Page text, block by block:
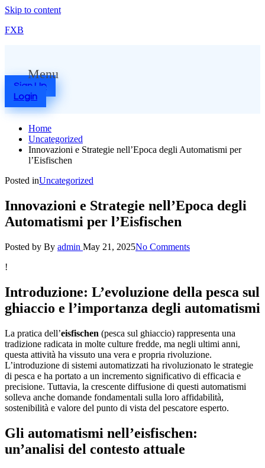
Skip to content
FXB
Menu
Sign Up
Login
Home
Uncategorized
Innovazioni e Strategie nell’Epoca degli Automatismi per
l’Eisfischen
Posted inUncategorized
Innovazioni e Strategie nell’Epoca degli
Automatismi per l’Eisfischen
Posted by By admin May 21, 2025No Comments
!
Introduzione: L’evoluzione della pesca sul
ghiaccio e l’importanza degli automatismi
La pratica dell’eisfischen (pesca sul ghiaccio) rappresenta una
tradizione radicata in molte culture fredde, ma negli ultimi anni,
questa attività ha vissuto una vera e propria rivoluzione.
L’introduzione di sistemi automatizzati ha rivoluzionato le strategie
di pesca e ha portato a un incremento significativo di efficacia e
precisione. Tuttavia, la crescente diffusione di questi automatismi
solleva anche domande fondamentali sulla loro affidabilità,
sostenibilità e valore del punto di vista del pescatore esperto.
Gli automatismi nell’eisfischen:
un’analisi del contesto attuale